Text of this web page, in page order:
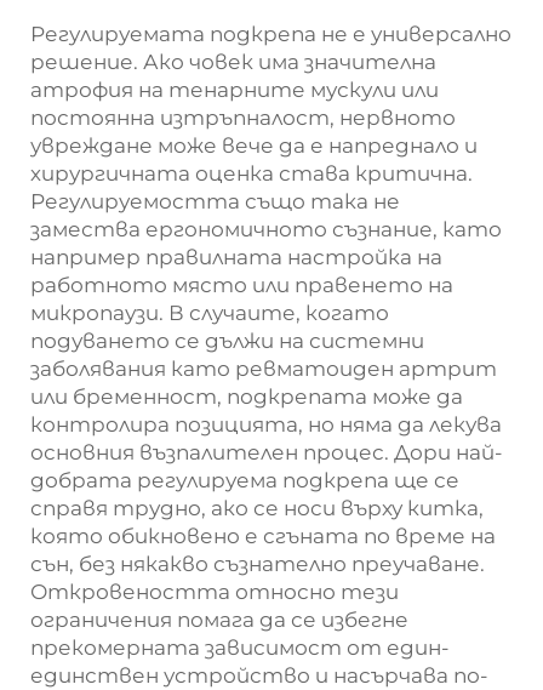
Регулируемата подкрепа не е универсално
решение. Ако човек има значителна
атрофия на тенарните мускули или
постоянна изтръпналост, нервното
увреждане може вече да е напреднало и
хирургичната оценка става критична.
Регулируемостта също така не
замества ергономичното съзнание, като
например правилната настройка на
работното място или правенето на
микропаузи. В случаите, когато
подуването се дължи на системни
заболявания като ревматоиден артрит
или бременност, подкрепата може да
контролира позицията, но няма да лекува
основния възпалителен процес. Дори най-
добрата регулируема подкрепа ще се
справя трудно, ако се носи върху китка,
която обикновено е сгъната по време на
сън, без някакво съзнателно преучаване.
Откровеността относно тези
ограничения помага да се избегне
прекомерната зависимост от един-
единствен устройство и насърчава по-